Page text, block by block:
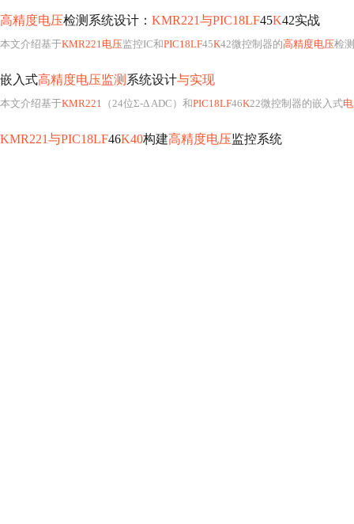
高精度电压检测系统设计： KMR221与PIC18LF45K42实战
本文介绍基于KMR221电压监控IC和PIC18LF45K42微控制器的高精度电压检测系统
嵌入式高精度电压监测 系统设计与实现
本文介绍基于KMR221 （24位Σ-Δ ADC）和PIC18LF46K22微控制器的嵌入式
KMR221与PIC18LF46K40构建高精度电压监控系统